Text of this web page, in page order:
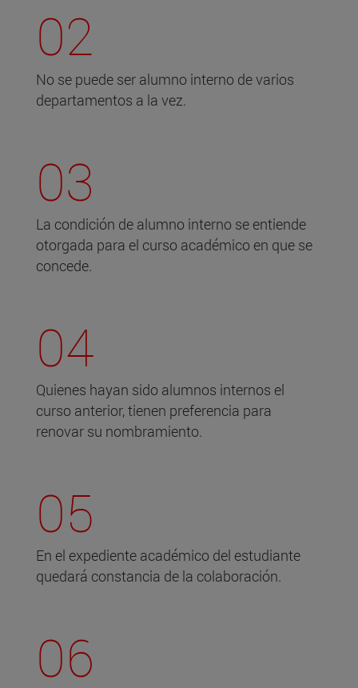
02
No se puede ser alumno interno de varios
departamentos a la vez.
03
La condición de alumno interno se entiende
otorgada para el curso académico en que se
concede.
04
Quienes hayan sido alumnos internos el
curso anterior, tienen preferencia para
renovar su nombramiento.
05
En el expediente académico del estudiante
quedará constancia de la colaboración.
06